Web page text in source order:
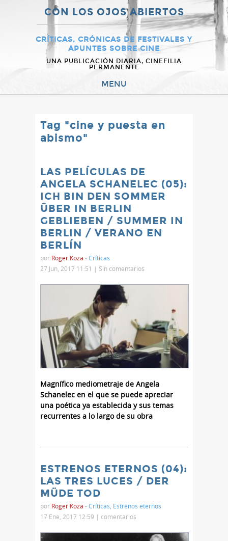
CON LOS OJOS ABIERTOS
CRÍTICAS, CRÓNICAS DE FESTIVALES Y
APUNTES SOBRE CINE
UNA PUBLICACIÓN DIARIA, CINEFILIA
PERMANENTE
MENU
Tag "cine y puesta en
abismo"
LAS PELÍCULAS DE
ANGELA SCHANELEC (05):
ICH BIN DEN SOMMER
ÜBER IN BERLIN
GEBLIEBEN / SUMMER IN
BERLIN / VERANO EN
BERLÍN
por Roger Koza -Críticas
27 Jun, 2017 11:51 | Sin comentarios
Magnífico mediometraje de Angela
Schanelec en el que se puede apreciar
una poética ya establecida y sus temas
recurrentes a lo largo de su obra
ESTRENOS ETERNOS (04):
LAS TRES LUCES / DER
MÜDE TOD
por Roger Koza -Críticas, Estrenos eternos
17 Ene, 2017 12:59 | comentarios